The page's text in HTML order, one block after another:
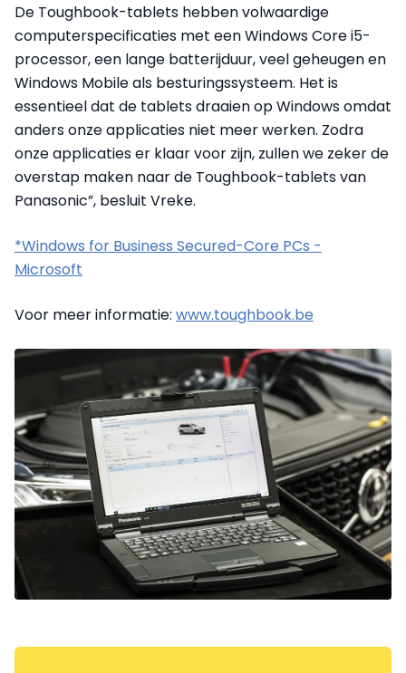
De Toughbook-tablets hebben volwaardige
computerspecificaties met een Windows Core i5-
processor, een lange batterijduur, veel geheugen en
Windows Mobile als besturingssysteem. Het is
essentieel dat de tablets draaien op Windows omdat
anders onze applicaties niet meer werken. Zodra
onze applicaties er klaar voor zijn, zullen we zeker de
overstap maken naar de Toughbook-tablets van
Panasonic”, besluit Vreke.
*Windows for Business Secured-Core PCs -
Microsoft
Voor meer informatie: www.toughbook.be